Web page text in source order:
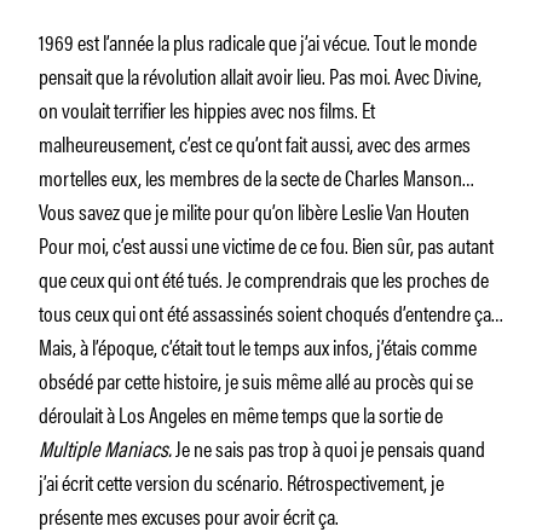
1969 est l’année la plus radicale que j’ai vécue. Tout le monde
pensait que la révolution allait avoir lieu. Pas moi. Avec Divine,
on voulait terrifier les hippies avec nos films. Et
malheureusement, c’est ce qu’ont fait aussi, avec des armes
mortelles eux, les membres de la secte de Charles Manson…
Vous savez que je milite pour qu’on libère Leslie Van Houten
Pour moi, c’est aussi une victime de ce fou. Bien sûr, pas autant
que ceux qui ont été tués. Je comprendrais que les proches de
tous ceux qui ont été assassinés soient choqués d’entendre ça…
Mais, à l’époque, c’était tout le temps aux infos, j’étais comme
obsédé par cette histoire, je suis même allé au procès qui se
déroulait à Los Angeles en même temps que la sortie de
Multiple Maniacs.Je ne sais pas trop à quoi je pensais quand
j’ai écrit cette version du scénario. Rétrospectivement, je
présente mes excuses pour avoir écrit ça.